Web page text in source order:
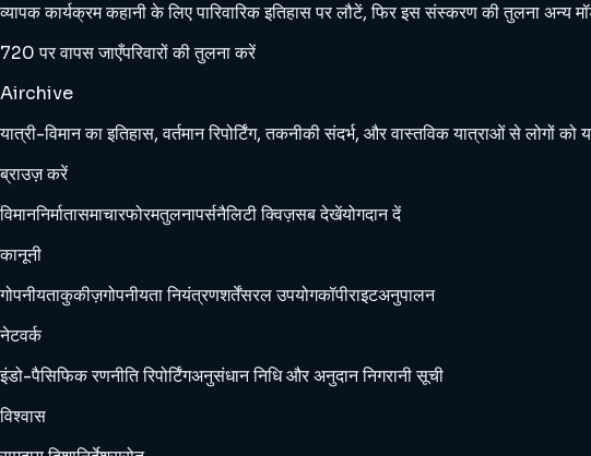
व्यापक कार्यक्रम कहानी के लिए पारिवारिक इतिहास पर लौटें, फिर इस संस्करण की तुलना अन्य
720 पर वापस जाएँपरिवारों की तुलना करें
Airchive
यात्री-विमान का इतिहास, वर्तमान रिपोर्टिंग, तकनीकी संदर्भ, और वास्तविक यात्राओं से लोगों
ब्राउज़ करें
विमाननिर्मातासमाचारफोरमतुलनापर्सनैलिटी क्विज़सब देखेंयोगदान दें
कानूनी
गोपनीयताकुकीज़गोपनीयता नियंत्रणशर्तेंसरल उपयोगकॉपीराइटअनुपालन
नेटवर्क
इंडो-पैसिफिक रणनीति रिपोर्टिंगअनुसंधान निधि और अनुदान निगरानी सूची
विश्वास